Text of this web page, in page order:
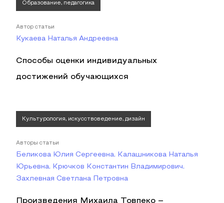
Образование, педагогика
Автор статьи
Кукаева Наталья Андреевна
Способы оценки индивидуальных
достижений обучающихся
Культурология, искусствоведение, дизайн
Авторы статьи
Беликова Юлия Сергеевна, Калашникова Наталья
Юрьевна, Крючков Константин Владимирович,
Захлевная Светлана Петровна
Произведения Михаила Товпеко –